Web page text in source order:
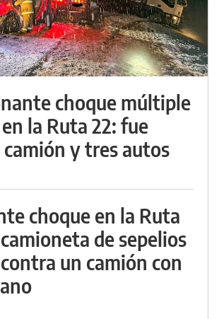
choque múltiple
la Ruta 22: fue
y tres autos
choque en la Ruta
de sepelios
un camión con